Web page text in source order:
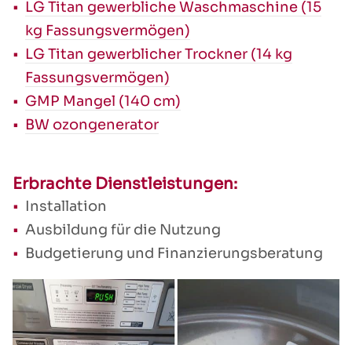
LG Titan gewerbliche Waschmaschine (15
kg Fassungsvermögen)
LG Titan gewerblicher Trockner (14 kg
Fassungsvermögen)
GMP Mangel (140 cm)
BW ozongenerator
Erbrachte Dienstleistungen:
Installation
Ausbildung für die Nutzung
Budgetierung und Finanzierungsberatung